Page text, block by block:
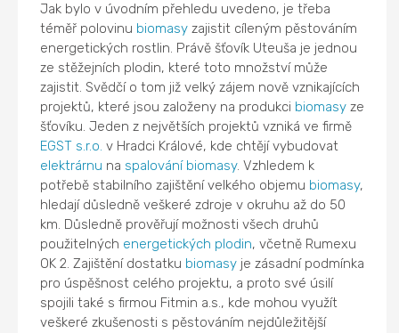
Jak bylo v úvodním přehledu uvedeno, je třeba
téměř polovinu biomasyzajistit cíleným pěstováním
energetických rostlin. Právě šťovík Uteuša je jednou
ze stěžejních plodin, které toto množství může
zajistit. Svědčí o tom již velký zájem nově vznikajících
projektů, které jsou založeny na produkci biomasyze
šťovíku. Jeden z největších projektů vzniká ve firmě
EGST s.r.o. v Hradci Králové, kde chtějí vybudovat
elektrárnu na spalování biomasy. Vzhledem k
potřebě stabilního zajištění velkého objemu biomasy,
hledají důsledně veškeré zdroje v okruhu až do 50
km. Důsledně prověřují možnosti všech druhů
použitelných energetických plodin, včetně Rumexu
OK 2. Zajištění dostatku biomasyje zásadní podmínka
pro úspěšnost celého projektu, a proto své úsilí
spojili také s firmou Fitmin a.s., kde mohou využít
veškeré zkušenosti s pěstováním nejdůležitější